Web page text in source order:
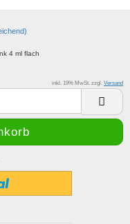
4 ml flach
inkl. 19% MwSt. zzgl. Versand